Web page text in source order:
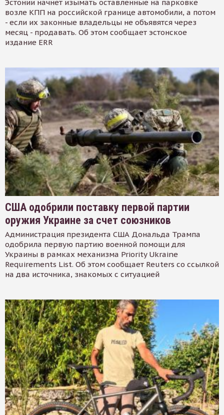
Эстонии начнет изымать оставленные на парковке
возле КПП на российской границе автомобили, а потом
- если их законные владельцы не объявятся через
месяц - продавать. Об этом сообщает эстонское
издание ERR
США одобрили поставку первой партии
оружия Украине за счет союзников
Администрация президента США Дональда Трампа
одобрила первую партию военной помощи для
Украины в рамках механизма Priority Ukraine
Requirements List. Об этом сообщает Reuters со ссылкой
на два источника, знакомых с ситуацией